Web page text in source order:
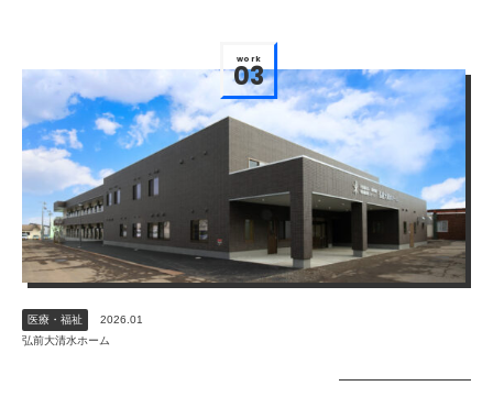
work
03
医療・福祉
2026.01
弘前大清水ホーム